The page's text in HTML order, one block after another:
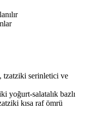
tzatziki serinletici ve
yoğurt-salatalık bazlı
kısa raf ömrü